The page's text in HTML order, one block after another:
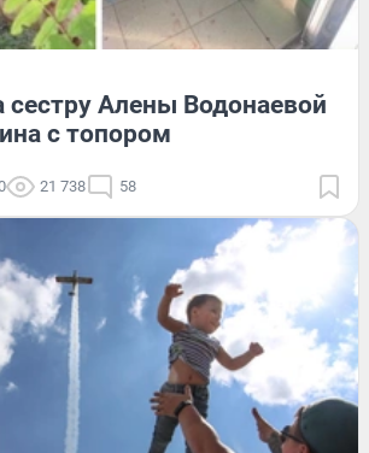
Алены Водонаевой
с топором
21 738 58